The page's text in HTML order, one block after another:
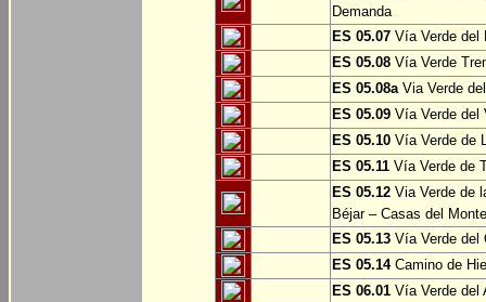
Demanda
ES 05.07 Vía Verde del
ES 05.08 Vía Verde
ES 05.08aVia Verde
ES 05.09 Vía Verde del
ES 05.10 Vía Verde de
ES 05.11 Vía Verde de
ES 05.12 Via Verde de
Béjar – Casas del Monte
ES 05.13 Vía Verde del
ES 05.14Camino de
ES 06.01 Vía Verde del